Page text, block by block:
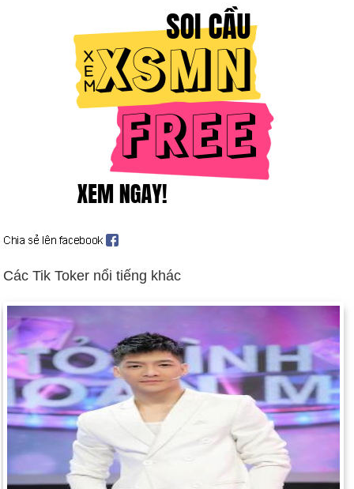
Pan-Am 747 phát nổ do bom khủng bố và rơi ở Lockerbie,
Scotland, giết chết tất cả 259 người trên tàu và 11 người trên
mặt đất (ngày 21 tháng 12).
Ngày sinh Bàn Thị Cường (18-5) trong lịch sử
Ngày 18-5 năm 1642:Thành phố Montreal thuộc Canada ngày
này được thành lập do những người Pháp.
Ngày 18-5 năm 1804:
Napoléon Bonaparte được Thượng viện
Pháp tuyên bố là Hoàng đế của Pháp.
Ngày 18-5 năm 1896:Tòa án tối cao khẳng định sự phân biệt
Krakow, Ba Lan.
phụ nữ đầu tiên bay nhanh hơn tốc độ âm thanh.
Ngày 18-5 năm 1974:Ấn Độ trở thành quốc gia thứ 6 trở
thành cường quốc hạt nhân.
Ngày 18-5 năm 1980:Núi St. Helens, ở bang Washington, đã
phun trào sau 123 năm không hoạt động.
Ngày 18-5 năm 1994:
Quân đội Israel rút khỏi dải Gaza sau 3
thập kỷ chiếm đóng và người Palestine tiếp quản.
Ngày 18-5 năm 2000:
Một dự luật cuối cùng đã được thông
Các Tik Toker nổi tiếng khác